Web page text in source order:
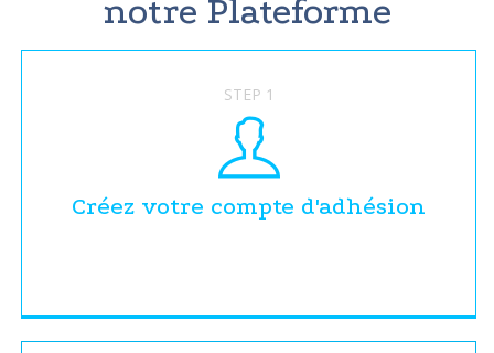
notre Plateforme
STEP 1
Créez votre compte d'adhésion